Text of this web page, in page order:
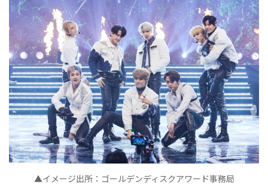
▲イメージ出所：ゴールデンディスクアワード事務局